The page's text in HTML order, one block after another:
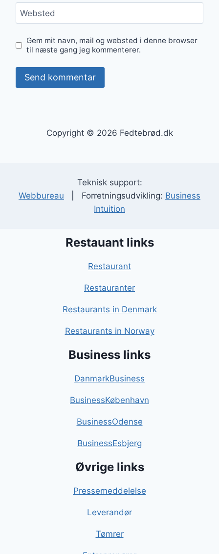
Websted
Gem mit navn, mail og websted i denne browser
til næste gang jeg kommenterer.
Copyright © 2026 Fedtebrød.dk
Teknisk support:
Webbureau | Forretningsudvikling: Business
Intuition
Restauant links
Restaurant
Restauranter
Restaurants in Denmark
Restaurants in Norway
Business links
DanmarkBusiness
BusinessKøbenhavn
BusinessOdense
BusinessEsbjerg
Øvrige links
Pressemeddelelse
Leverandør
Tømrer